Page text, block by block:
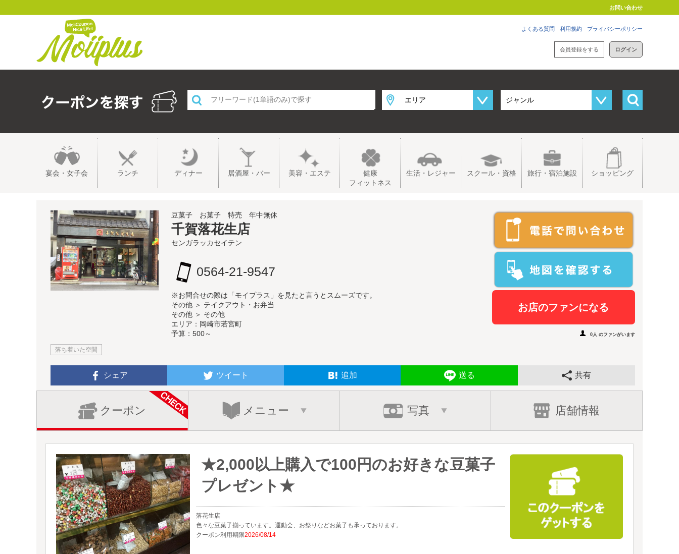
会員登録をする ログイン
よくある質問 利用規約 プライバシーポリシー
お問い合わせ
宴会・女子会 ランチ ディナー 居酒屋・バー 美容・エステ
健康
フィットネス
生活・レジャー スクール・資格 旅行・宿泊施設 ショッピング
お店のファンになる
0人 のファンがいます
豆菓子 お菓子 特売 年中無休
千賀落花生店
センガラッカセイテン
0564-21-9547
※お問合せの際は「モイプラス」を見たと言うとスムーズです。
その他 ＞ テイクアウト・お弁当
その他 ＞ その他
エリア：岡崎市若宮町
予算：500～
落ち着いた空間
シェア ツイート 追加 送る 共有
クーポン メニュー 写真 店舗情報
★2,000以上購入で100円のお好きな豆菓子
プレゼント★
落花生店
色々な豆菓子揃っています。運動会、お祭りなどお菓子も承っております。
クーポン利用期限2026/08/14